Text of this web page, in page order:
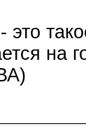
это
на